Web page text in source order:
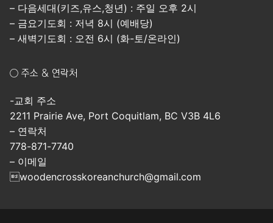
– 다음세대(키즈,유스,청년) : 주일 오후 2시
– 금요기도회 : 저녁 8시 (예배당)
– 새벽기도회 : 오전 6시 (화-토/온라인)
○ 주소 & 연락처
-교회 주소
2211 Prairie Ave, Port Coquitlam, BC V3B 4L6
– 연락처
778-871-7740
– 이메일
woodencrosskoreanchurch@gmail.com